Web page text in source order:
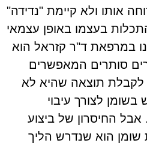
אותו ולא קיימת "נדידה"
בעצמו באופן עצמאי
במרפאת ד"ר קזראל הוא
סותרים המאפשרים
לקבלת תוצאה שהיא לא
לצורך עיבוי
החיסרון של ביצוע
שומן הוא שנדרש הליך